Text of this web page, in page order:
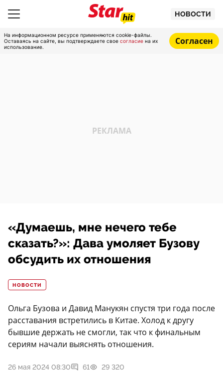
НОВОСТИ
На информационном ресурсе применяются cookie-файлы.
Оставаясь на сайте, вы подтверждаете свое согласие на их
использование.
Согласен
«Думаешь, мне нечего тебе
сказать?»: Дава умоляет Бузову
обсудить их отношения
НОВОСТИ
Ольга Бузова и Давид Манукян спустя три года после
расставания встретились в Китае. Холод к другу
бывшие держать не смогли, так что к финальным
сериям начали выяснять отношения.
26 мая 2024 08:30 61 29 320